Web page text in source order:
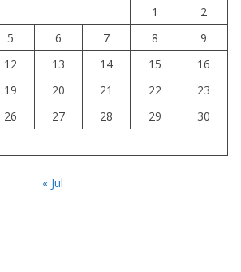
1
2
5 6 7 8
9
12 13 14 15
16
19 20 21 22
23
26 27 28 29
30
« Jul